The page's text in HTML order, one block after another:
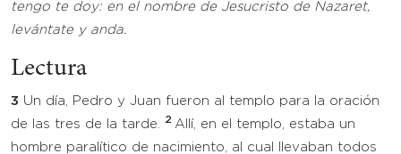
tengo te doy: en el nombre de Jesucristo de Nazaret,
levántate y anda.
Lectura
3 Un día, Pedro y Juan fueron al templo para la oración
de las tres de la tarde.
2 Allí, en el templo, estaba un
hombre paralítico de nacimiento, al cual llevaban todos